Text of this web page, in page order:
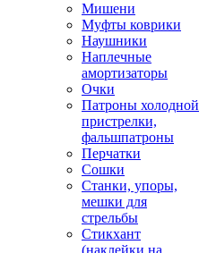
Мишени
Муфты коврики
Наушники
Наплечные
амортизаторы
Очки
Патроны холодной
пристрелки,
фальшпатроны
Перчатки
Сошки
Станки, упоры,
мешки для
стрельбы
Стикхант
(наклейки на